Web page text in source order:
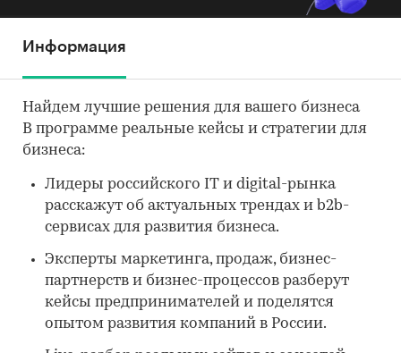
Информация
Найдем лучшие решения для вашего бизнеса
В программе реальные кейсы и стратегии для
бизнеса:
Лидеры российского IT и digital-рынка
расскажут об актуальных трендах и b2b-
сервисах для развития бизнеса.
Эксперты маркетинга, продаж, бизнес-
партнерств и бизнес-процессов разберут
кейсы предпринимателей и поделятся
опытом развития компаний в России.